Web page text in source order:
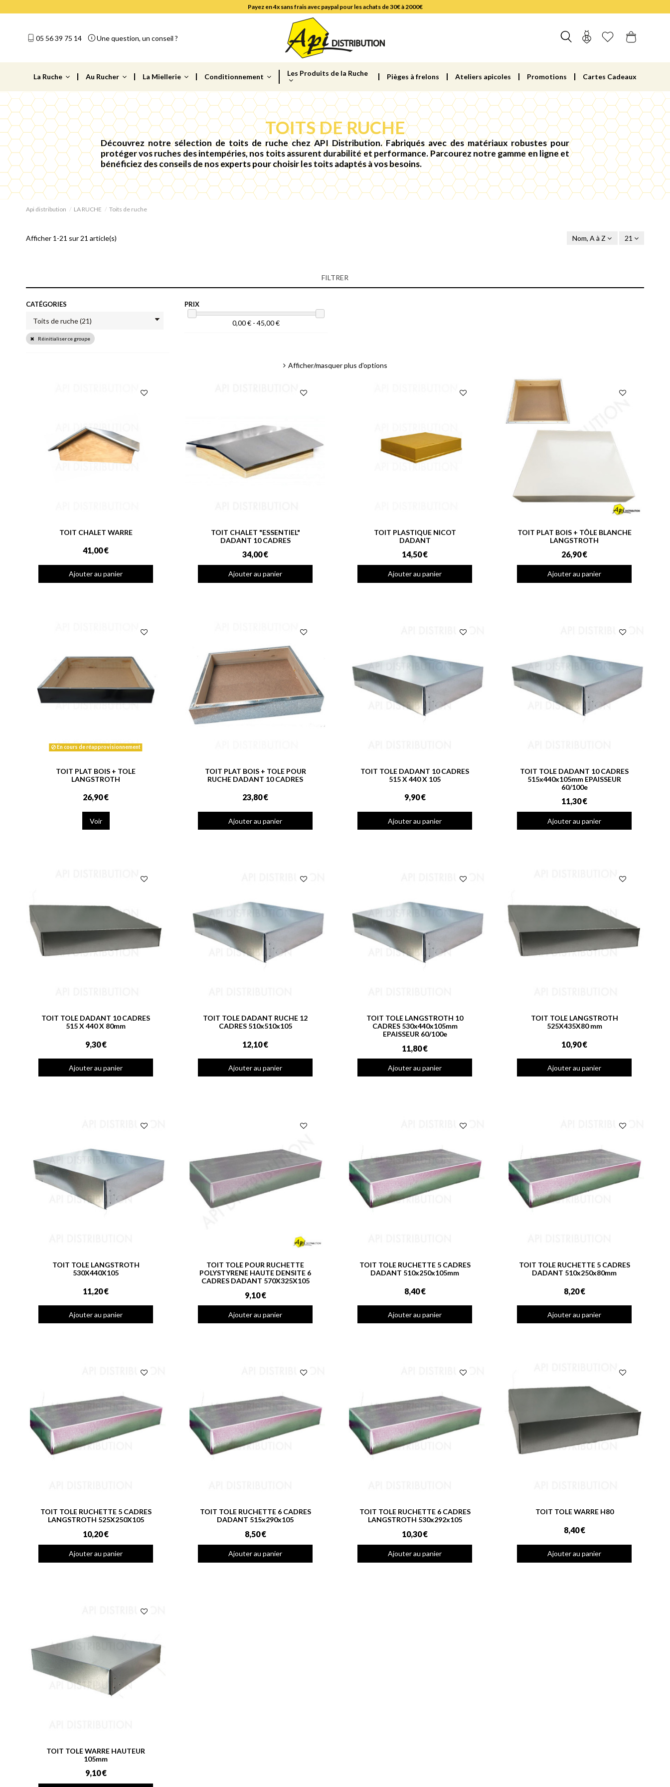
Payez en 4x sans frais avec paypal pour les achats de 30€ à 2000€
05 56 39 75 14 Une question, un conseil ?
La Ruche Au Rucher La Miellerie Conditionnement Les Produits de la Ruche Pièges à frelons Ateliers apicoles Promotions Cartes Cadeaux
TOITS DE RUCHE
Découvrez notre sélection de toits de ruche chez API Distribution. Fabriqués avec des matériaux robustes pour
protéger vos ruches des intempéries, nos toits assurent durabilité et performance. Parcourez notre gamme en ligne et
bénéficiez des conseils de nos experts pour choisir les toits adaptés à vos besoins.
Api distribution LA RUCHE Toits de ruche
Afficher 1-21 sur 21 article(s) Nom, A à Z 21
FILTRER
CATÉGORIES
Réinitialiser ce groupe
PRIX
0,00 € - 45,00 €
Afficher/masquer plus d'options
TOIT CHALET WARRE
41,00 €
Ajouter au panier
TOIT CHALET "ESSENTIEL"
DADANT 10 CADRES
34,00 €
Ajouter au panier
TOIT PLASTIQUE NICOT
DADANT
14,50 €
Ajouter au panier
TOIT PLAT BOIS + TÔLE BLANCHE
LANGSTROTH
26,90 €
Ajouter au panier
En cours de réapprovisionnement
TOIT PLAT BOIS + TOLE
LANGSTROTH
26,90 €
Voir
TOIT PLAT BOIS + TOLE POUR
RUCHE DADANT 10 CADRES
23,80 €
Ajouter au panier
TOIT TOLE DADANT 10 CADRES
515 X 440 X 105
9,90 €
Ajouter au panier
TOIT TOLE DADANT 10 CADRES
515x440x105mm EPAISSEUR
60/100e
11,30 €
Ajouter au panier
TOIT TOLE DADANT 10 CADRES
515 X 440 X 80mm
9,30 €
Ajouter au panier
TOIT TOLE DADANT RUCHE 12
CADRES 510x510x105
12,10 €
Ajouter au panier
TOIT TOLE LANGSTROTH 10
CADRES 530x440x105mm
EPAISSEUR 60/100e
11,80 €
Ajouter au panier
TOIT TOLE LANGSTROTH
525X435X80 mm
10,90 €
Ajouter au panier
TOIT TOLE LANGSTROTH
530X440X105
11,20 €
Ajouter au panier
TOIT TOLE POUR RUCHETTE
POLYSTYRENE HAUTE DENSITE 6
CADRES DADANT 570X325X105
9,10 €
Ajouter au panier
TOIT TOLE RUCHETTE 5 CADRES
DADANT 510x250x105mm
8,40 €
Ajouter au panier
TOIT TOLE RUCHETTE 5 CADRES
DADANT 510x250x80mm
8,20 €
Ajouter au panier
TOIT TOLE RUCHETTE 5 CADRES
LANGSTROTH 525X250X105
10,20 €
Ajouter au panier
TOIT TOLE RUCHETTE 6 CADRES
DADANT 515x290x105
8,50 €
Ajouter au panier
TOIT TOLE RUCHETTE 6 CADRES
LANGSTROTH 530x292x105
10,30 €
Ajouter au panier
TOIT TOLE WARRE H80
8,40 €
Ajouter au panier
TOIT TOLE WARRE HAUTEUR
105mm
9,10 €